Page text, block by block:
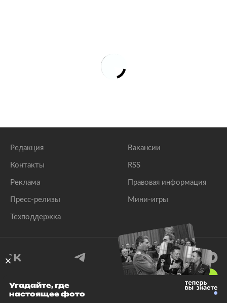
Редакция
Контакты
Реклама
Пресс-релизы
Техподдержка
Вакансии
RSS
Правовая информация
Мини-игры
© 1999–2026 Все права защищены.
Угадайте, где
настоящее фото